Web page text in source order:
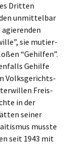
Dritten
den unmit­tel­bar
sie mutier­
“Gehil­fen”.
Gehil­fe
Volks­ge­richts­
Freis­
in der
seiner
musste
seit 1943 mit